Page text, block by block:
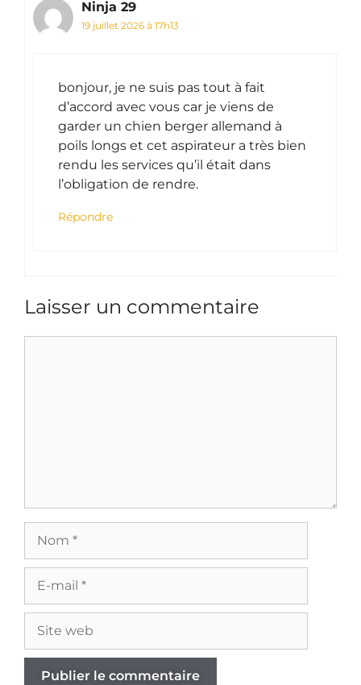
Ninja 29
19 juillet 2026 à 17h13
bonjour, je ne suis pas tout à fait
d’accord avec vous car je viens de
garder un chien berger allemand à
poils longs et cet aspirateur a très bien
rendu les services qu’il était dans
l’obligation de rendre.
Répondre
Laisser un commentaire